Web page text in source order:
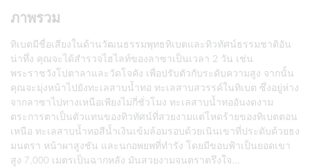
ภาพรวม
ทิเบตมีชื่อเสียงในด้านวัฒนธรรมพุทธทิเบตและทิวทัศน์ธรรมชาติอัน
น่าทึ่ง คุณจะได้สำรวจไฮไลท์ของลาซาเป็นเวลา 2 วัน เช่น
พระราชวังโปตาลาและวัดโจคัง เพื่อปรับตัวกับระดับความสูง จากนั้น
คุณจะมุ่งหน้าไปยังทะเลสาบน้ำทอ ทะเลสาบสวรรค์ในทิเบต ซึ่งอยู่ห่าง
จากลาซาไปทางเหนือเพียงไม่กี่ชั่วโมง ทะเลสาบน้ำทออันงดงาม
ตระการตาเป็นตัวแทนของทิวทัศน์ที่สวยงามแต่โหดร้ายของทิเบตตอน
เหนือ ทะเลสาบน้ำทอสีน้ำเงินเข้มล้อมรอบด้วยเนินเขาที่ประดับด้วยธง
มนตรา หน้าผาสูงชัน และนกอพยพที่ทำรัง โดยมีขอบฟ้าเป็นยอดเขา
สูง 7,000 เมตรเป็นฉากหลัง มันสวยงามจนตราตรึงใจ...